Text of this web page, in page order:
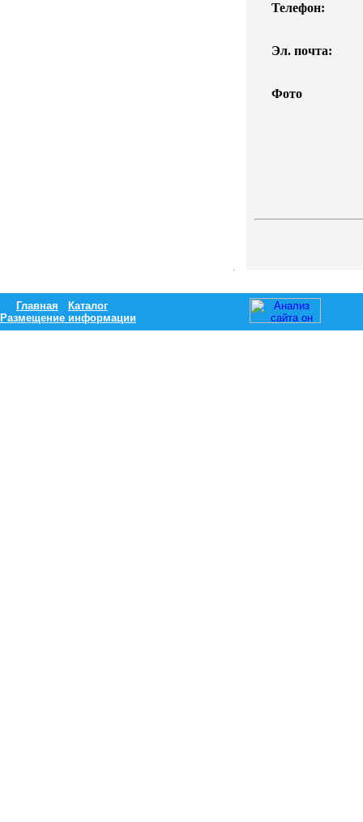
Телефон:
Эл. почта:
Фото
Главная
Каталог
Размещение информации